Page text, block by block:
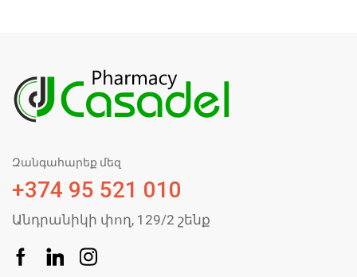
Զանգահարեք մեզ
+374 95 521 010
Անդրանիկի փող, 129/2 շենք